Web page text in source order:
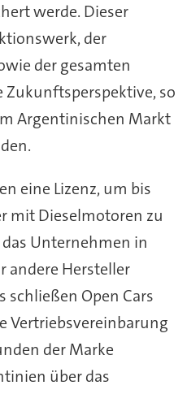
werde. Dieser
der
der gesamten
Zukunftsperspektive, so
Argentinischen Markt
eine Lizenz, um bis
mit Dieselmotoren zu
Unternehmen in
andere Hersteller
Open Cars
Vertriebsvereinbarung
der Marke
über das